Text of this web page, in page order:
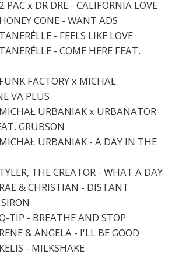
x DR DRE - CALIFORNIA LOVE
CONE - WANT ADS
- FEELS LIKE LOVE
- COME HERE FEAT.
FACTORY x MICHAŁ
VA PLUS
URBANIAK x URBANATOR
GRUBSON
URBANIAK - A DAY IN THE
THE CREATOR - WHAT A DAY
& CHRISTIAN - DISTANT
TIP - BREATHE AND STOP
& ANGELA - I'LL BE GOOD
- MILKSHAKE